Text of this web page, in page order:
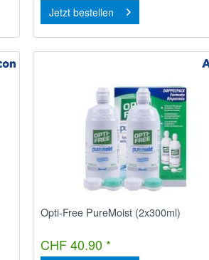
Jetzt bestellen
Opti-Free PureMoist (2x300ml)
CHF 40.90 *